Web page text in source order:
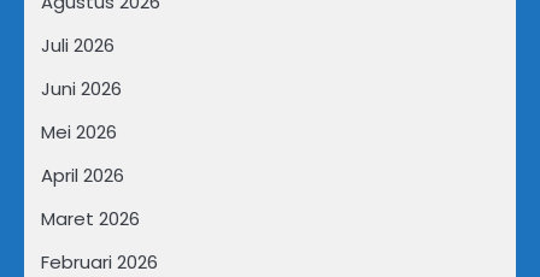
Juli 2026
Juni 2026
Mei 2026
April 2026
Maret 2026
Februari 2026